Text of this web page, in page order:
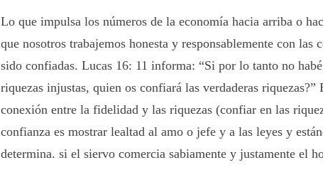
Lo que impulsa los números de la economía hacia arriba o
que nosotros trabajemos honesta y responsablemente con las
sido confiadas. Lucas 16: 11 informa: “Si por lo tanto no
riquezas injustas, quien os confiará las verdaderas riquezas?”
conexión entre la fidelidad y las riquezas (confiar en las
confianza es mostrar lealtad al amo o jefe y a las leyes y
determina. si el siervo comercia sabiamente y justamente el